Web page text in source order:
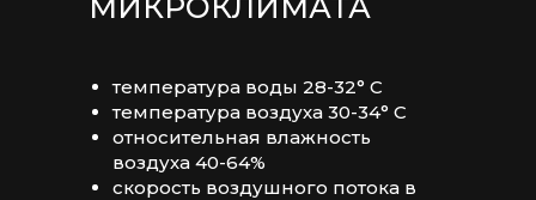
МИКРОКЛИМАТА
температура воды 28-32° C
температура воздуха 30-34° C
относительная влажность
воздуха 40-64%
скорость воздушного потока в